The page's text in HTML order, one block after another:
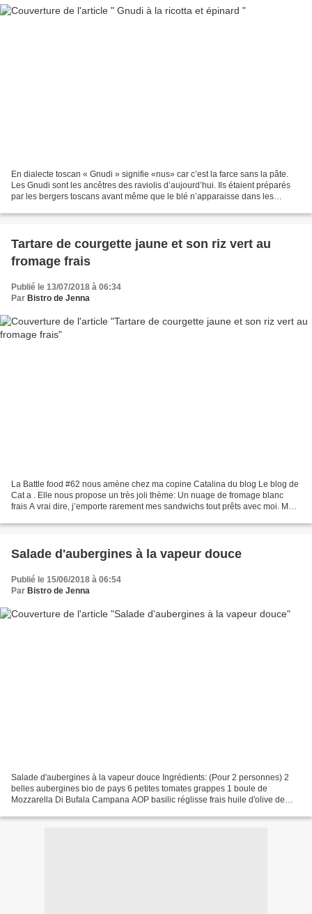
En dialecte toscan « Gnudi » signifie «nus» car c’est la farce sans la pâte.
Les Gnudi sont les ancêtres des raviolis d’aujourd’hui. Ils étaient préparés
par les bergers toscans avant même que le blé n’apparaisse dans les
Tartare de courgette jaune et son riz vert au
fromage frais
Publié le 13/07/2018 à 06:34
Par Bistro de Jenna
La Battle food #62 nous amène chez ma copine Catalina du blog Le blog de
Cat a . Elle nous propose un très joli thème: Un nuage de fromage blanc
frais A vrai dire, j’emporte rarement mes sandwichs tout prêts avec moi. Mais
Salade d'aubergines à la vapeur douce
Publié le 15/06/2018 à 06:54
Par Bistro de Jenna
Salade d'aubergines à la vapeur douce Ingrédients: (Pour 2 personnes) 2
belles aubergines bio de pays 6 petites tomates grappes 1 boule de
Mozzarella Di Bufala Campana AOP basilic réglisse frais huile d'olive de